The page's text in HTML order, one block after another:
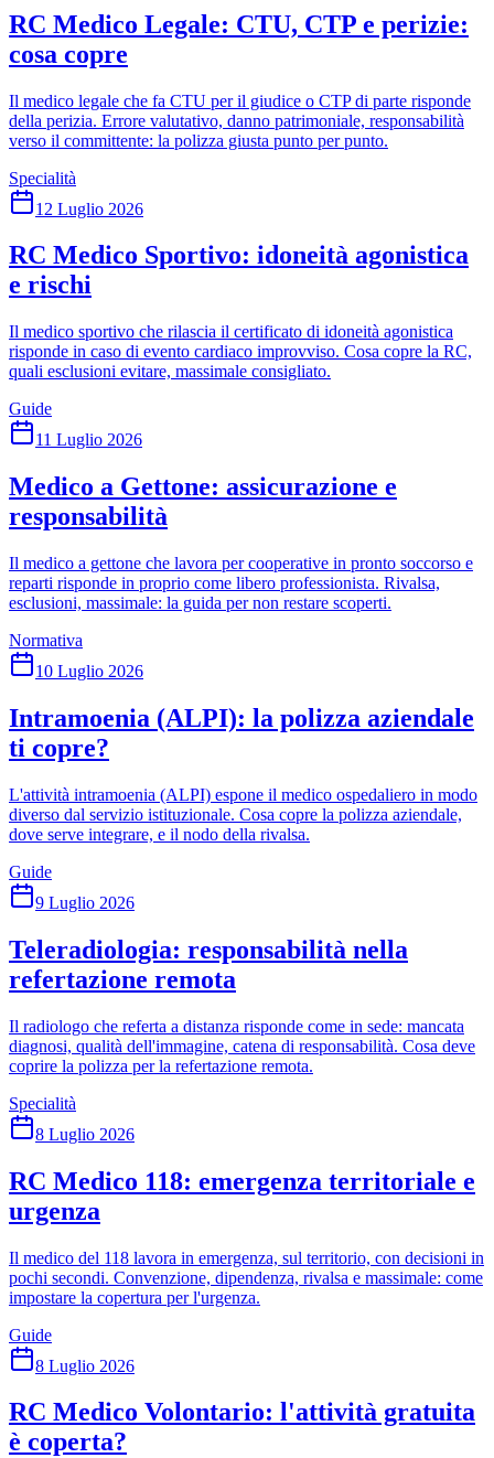
RC Medico Legale: CTU, CTP e perizie:
cosa copre
Il medico legale che fa CTU per il giudice o CTP di parte risponde
della perizia. Errore valutativo, danno patrimoniale, responsabilità
verso il committente: la polizza giusta punto per punto.
Specialità
12 Luglio 2026
RC Medico Sportivo: idoneità agonistica
e rischi
Il medico sportivo che rilascia il certificato di idoneità agonistica
risponde in caso di evento cardiaco improvviso. Cosa copre la RC,
quali esclusioni evitare, massimale consigliato.
Guide
11 Luglio 2026
Medico a Gettone: assicurazione e
responsabilità
Il medico a gettone che lavora per cooperative in pronto soccorso e
reparti risponde in proprio come libero professionista. Rivalsa,
esclusioni, massimale: la guida per non restare scoperti.
Normativa
10 Luglio 2026
Intramoenia (ALPI): la polizza aziendale
ti copre?
L'attività intramoenia (ALPI) espone il medico ospedaliero in modo
diverso dal servizio istituzionale. Cosa copre la polizza aziendale,
dove serve integrare, e il nodo della rivalsa.
Guide
9 Luglio 2026
Teleradiologia: responsabilità nella
refertazione remota
Il radiologo che referta a distanza risponde come in sede: mancata
diagnosi, qualità dell'immagine, catena di responsabilità. Cosa deve
coprire la polizza per la refertazione remota.
Specialità
8 Luglio 2026
RC Medico 118: emergenza territoriale e
urgenza
Il medico del 118 lavora in emergenza, sul territorio, con decisioni in
pochi secondi. Convenzione, dipendenza, rivalsa e massimale: come
impostare la copertura per l'urgenza.
Guide
8 Luglio 2026
RC Medico Volontario: l'attività gratuita
è coperta?